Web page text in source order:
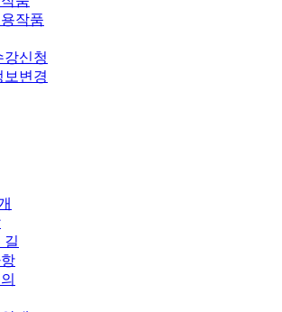
작품
강신청
보변경
길